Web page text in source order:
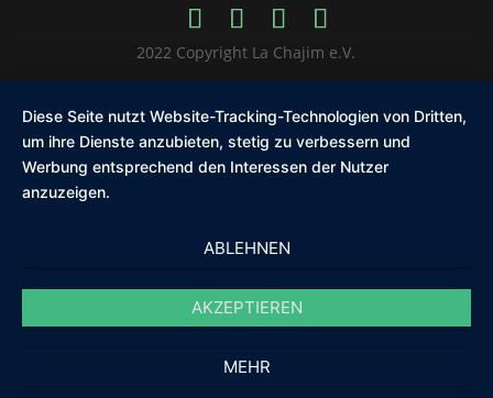
2022 Copyright La Chajim e.V.
Diese Seite nutzt Website-Tracking-Technologien von Dritten,
um ihre Dienste anzubieten, stetig zu verbessern und
Werbung entsprechend den Interessen der Nutzer
anzuzeigen.
ABLEHNEN
AKZEPTIEREN
MEHR